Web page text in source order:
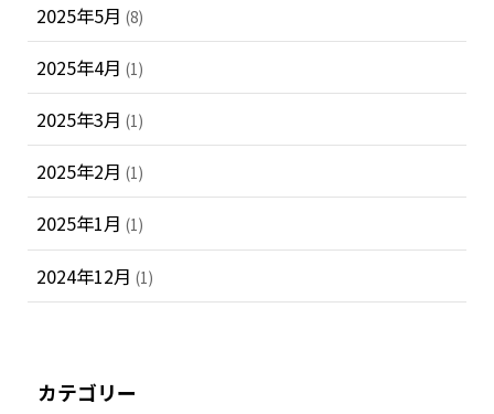
2025年5月 (8)
2025年4月 (1)
2025年3月 (1)
2025年2月 (1)
2025年1月 (1)
2024年12月 (1)
カテゴリー